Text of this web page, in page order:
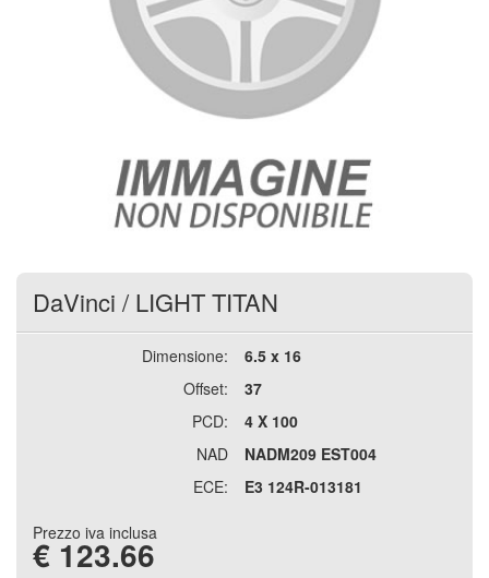
DaVinci / LIGHT TITAN
Dimensione:
6.5 x 16
Offset:
37
PCD:
4 X 100
NAD
NADM209 EST004
ECE:
E3 124R-013181
Prezzo iva inclusa
€ 123.66